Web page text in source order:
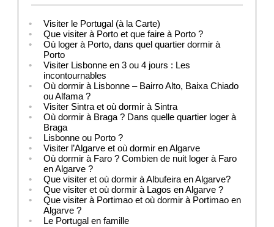
Visiter le Portugal (à la Carte)
Que visiter à Porto et que faire à Porto ?
Où loger à Porto, dans quel quartier dormir à
Porto
Visiter Lisbonne en 3 ou 4 jours : Les
incontournables
Où dormir à Lisbonne – Bairro Alto, Baixa Chiado
ou Alfama ?
Visiter Sintra et où dormir à Sintra
Où dormir à Braga ? Dans quelle quartier loger à
Braga
Lisbonne ou Porto ?
Visiter l’Algarve et où dormir en Algarve
Où dormir à Faro ? Combien de nuit loger à Faro
en Algarve ?
Que visiter et où dormir à Albufeira en Algarve?
Que visiter et où dormir à Lagos en Algarve ?
Que visiter à Portimao et où dormir à Portimao en
Algarve ?
Le Portugal en famille